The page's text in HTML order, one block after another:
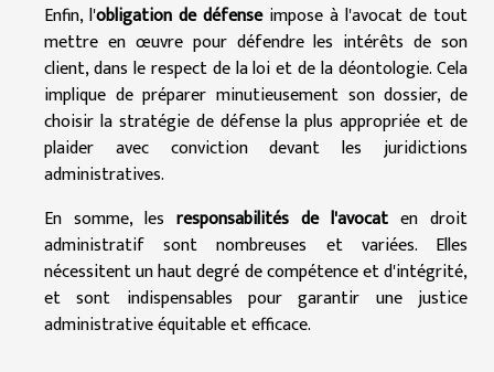
Enfin, l'obligation de défenseimpose à l'avocat de tout
mettre en œuvre pour défendre les intérêts de son
client, dans le respect de la loi et de la déontologie. Cela
implique de préparer minutieusement son dossier, de
choisir la stratégie de défense la plus appropriée et de
plaider avec conviction devant les juridictions
administratives.
En somme, les responsabilités de l'avocat en droit
administratif sont nombreuses et variées. Elles
nécessitent un haut degré de compétence et d'intégrité,
et sont indispensables pour garantir une justice
administrative équitable et efficace.